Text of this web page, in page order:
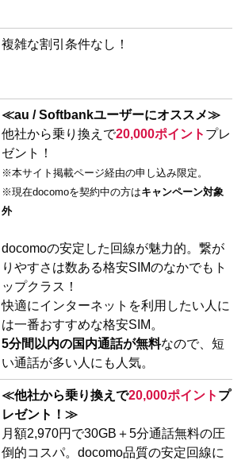
複雑な割引条件なし！
≪au / Softbankユーザーにオススメ≫
他社から乗り換えで20,000ポイント プレ
ゼント！
※本サイト掲載ページ経由の申し込み限定。
※現在docomoを契約中の方はキャンペーン対象
外
docomoの安定した回線が魅力的。繋が
りやすさは数ある格安SIMのなかでもト
ップクラス！
快適にインターネットを利用したい人に
は一番おすすめな格安SIM。
5分間以内の国内通話が無料なので、短
い通話が多い人にも人気。
≪他社から乗り換えで20,000ポイント プ
レゼント！≫
月額2,970円で30GB＋5分通話無料の圧
倒的コスパ。docomo品質の安定回線に